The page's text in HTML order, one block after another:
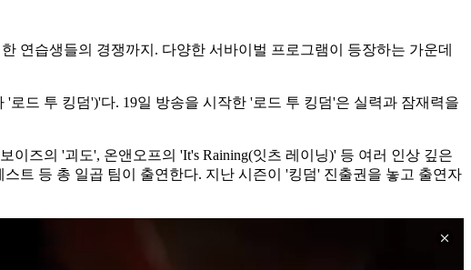
연습생들의 경쟁까지. 다양한 서바이벌 프로그램이 등장하는 가운데
드 투 킹덤')'다. 19일 방송을 시작한 '로드 투 킹덤'은 실력과 잠재력을
즈의 '괴도', 온앤오프의 'It's Raining(잇츠 레이닝)' 등 여러 인상 깊은
트 등 총 일곱 팀이 출연한다. 지난 시즌이 '킹덤' 진출권을 놓고 출연자